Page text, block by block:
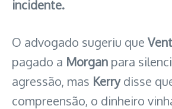
incidente.
O advogado sugeriu que
pagado a Morgan para
agressão, mas Kerrydisse
compreensão, o dinheiro